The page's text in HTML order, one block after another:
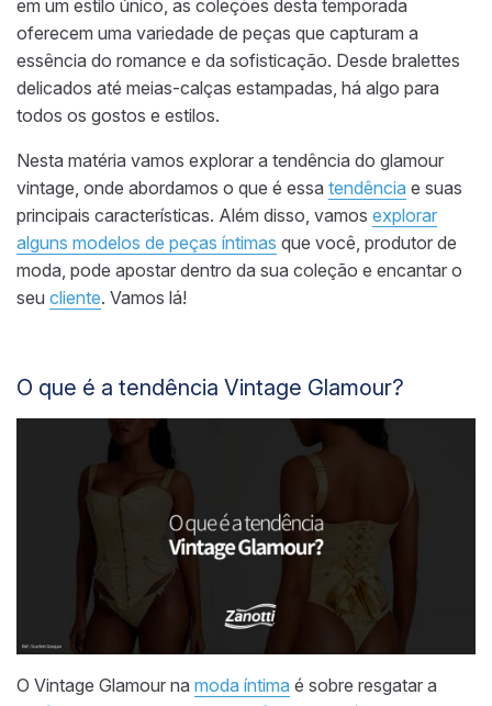
em um estilo único, as coleções desta temporada
oferecem uma variedade de peças que capturam a
essência do romance e da sofisticação. Desde bralettes
delicados até meias-calças estampadas, há algo para
todos os gostos e estilos.
Nesta matéria vamos explorar a tendência do glamour
vintage, onde abordamos o que é essa tendência e suas
principais características. Além disso, vamos explorar
alguns modelos de peças íntimas que você, produtor de
moda, pode apostar dentro da sua coleção e encantar o
seu cliente. Vamos lá!
O que é a tendência Vintage Glamour?
O Vintage Glamour na moda íntima é sobre resgatar a